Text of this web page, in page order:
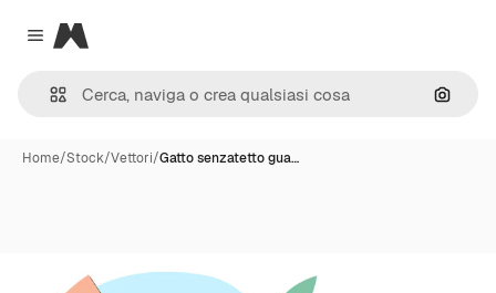
Close menu
Magnific
Cerca
Home/Stock/Vettori/Gatto senzatetto gua…